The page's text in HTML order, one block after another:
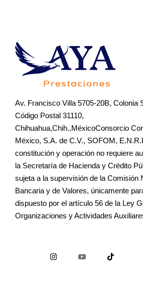
Av. Francisco Villa 5705-20B, Colonia
Código Postal 31110,
Chihuahua,Chih.,MéxicoConsorcio
México, S.A. de C.V., SOFOM,
constitución y operación no requiere
la Secretaría de Hacienda y Crédito
sujeta a la supervisión de la Comisión
Bancaria y de Valores, únicamente
dispuesto por el artículo 56 de la Ley
Organizaciones y Actividades